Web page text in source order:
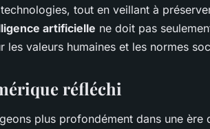
tout en veillant à
artificielle ne doit pas
les valeurs humaines et les normes
réfléchi
plus profondément dans une ère